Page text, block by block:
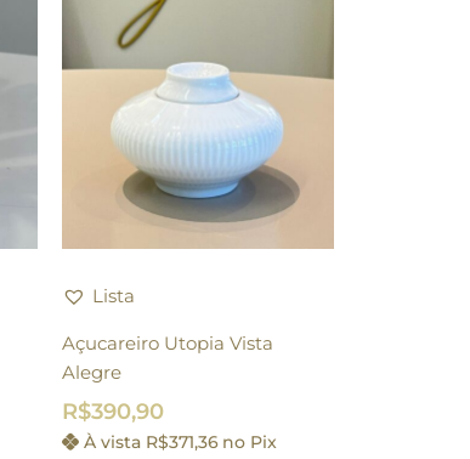
Lista
Açucareiro Utopia Vista
Alegre
R$390,90
À vista R$371,36 no Pix